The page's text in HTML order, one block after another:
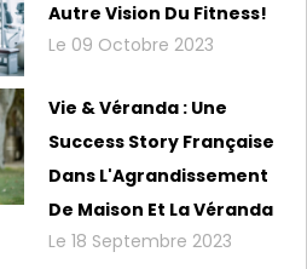
Autre Vision Du Fitness!
Le 09 Octobre 2023
Vie & Véranda : Une
Success Story Française
Dans L'Agrandissement
De Maison Et La Véranda
Le 18 Septembre 2023